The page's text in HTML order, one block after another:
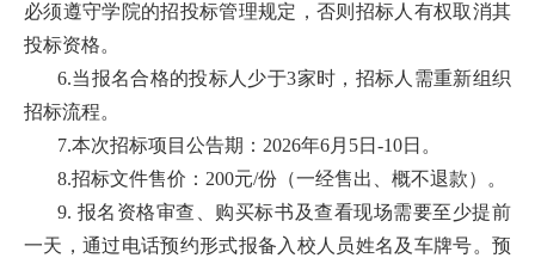
党
必须遵守学院的招投标管理规定，否则招标人有权取消其
投标资格。
6.当报名合格的投标人少于3家时，招标人需重新组织
招标流程。
7.本次招标项目公告期：2026年6月5日-10日。
8.招标文件售价：200元/份（一经售出、概不退款）。
9. 报名资格审查、购买标书及查看现场需要至少提前
一天，通过电话预约形式报备入校人员姓名及车牌号。预